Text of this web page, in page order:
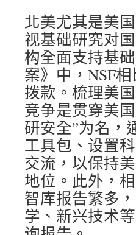
北美尤其是美
视基础研究对
构全面支持基
案》中，NSF
拨款。梳理美
竞争是贯穿美
研安全”为名，
工具包、设置
交流，以保持
地位。此外，
智库报告繁多
学、新兴技术